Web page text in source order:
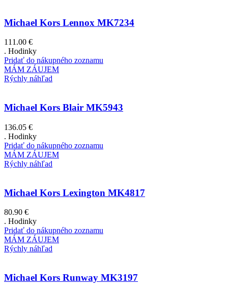
Michael Kors Lennox MK7234
111.00 €
. Hodinky
Pridať do nákupného zoznamu
MÁM ZÁUJEM
Rýchly náhľad
Michael Kors Blair MK5943
136.05 €
. Hodinky
Pridať do nákupného zoznamu
MÁM ZÁUJEM
Rýchly náhľad
Michael Kors Lexington MK4817
80.90 €
. Hodinky
Pridať do nákupného zoznamu
MÁM ZÁUJEM
Rýchly náhľad
Michael Kors Runway MK3197